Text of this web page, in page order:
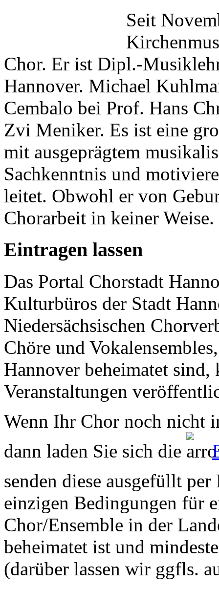
Seit
Chor. Er ist Dipl.-
Hannover. Michael
Cembalo bei Prof. Hans
Zvi Meniker. Es ist eine
mit ausgeprägtem
Sachkenntnis und
leitet. Obwohl er von
Chorarbeit in keiner Weise.
Eintragen lassen
Das Portal Chorstadt
Kulturbüros der Stadt
Niedersächsischen
Chöre und
Hannover beheimatet sind,
Veranstaltungen
Wenn Ihr Chor noch nicht
dann laden Sie sich die
senden diese ausgefüllt
einzigen Bedingungen für
Chor/Ensemble in der
beheimatet ist und
(darüber lassen wir ggfls.